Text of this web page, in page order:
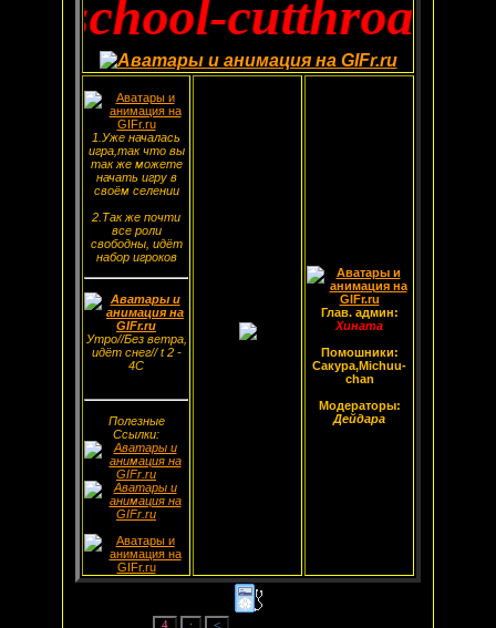
cutthroat ties
1.Уже началась
игра,так что вы
так же можете
начать игру в
своём селении
2.Так же почти
все роли
свободны, идёт
набор игроков
Утро//Без ветра,
идёт снег// t 2 -
4С
Полезные
Ссылки:
Глав. админ:
Хината
Помошники:
Сакура,Michuu-
chan
Модераторы:
Дейдара